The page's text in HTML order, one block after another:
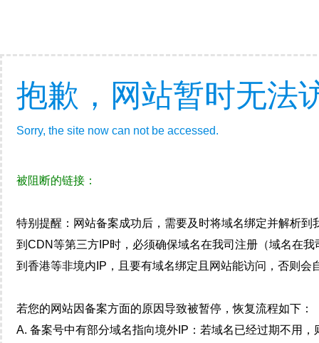
抱歉，网站暂时无法
Sorry, the site now can not be accessed.
被阻断的链接：
特别提醒：网站备案成功后，需要及时将域名绑定并解析
到CDN等第三方IP时，必须确保域名在我司注册（域名在
到香港等非境内IP，且要有域名绑定且网站能访问，否则
若您的网站因备案方面的原因导致被暂停，恢复流程如下：
A. 备案号中有部分域名指向境外IP：若域名已经过期不用